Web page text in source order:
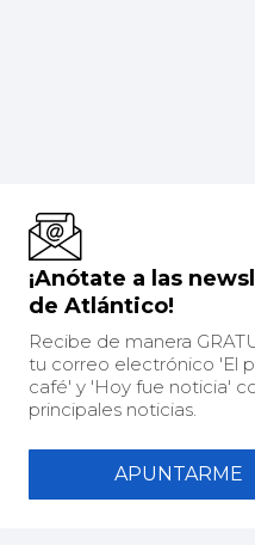
¡Anótate a las
de Atlántico!
Recibe de manera
tu correo electrónico 'El
café' y 'Hoy fue noticia'
principales noticias.
APUNTARME